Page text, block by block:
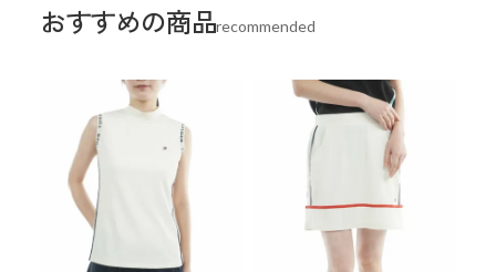
おすすめの商品recommended